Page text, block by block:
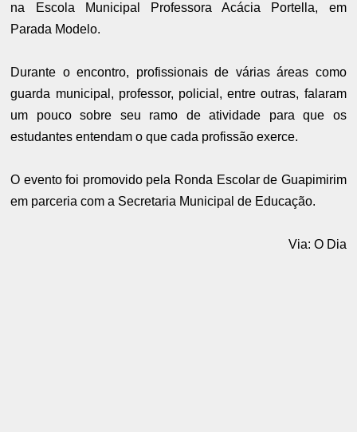
na Escola Municipal Professora Acácia Portella, em
Parada Modelo.
Durante o encontro, profissionais de várias áreas como
guarda municipal, professor, policial, entre outras, falaram
um pouco sobre seu ramo de atividade para que os
estudantes entendam o que cada profissão exerce.
O evento foi promovido pela Ronda Escolar de Guapimirim
em parceria com a Secretaria Municipal de Educação.
Via: O Dia